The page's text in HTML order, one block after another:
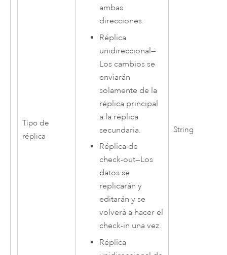
Tipo de
réplica
ambas
direcciones.
Réplica
unidireccional—
Los cambios se
enviarán
solamente de la
réplica principal
a la réplica
secundaria.
Réplica de
check-out—Los
datos se
replicarán y
editarán y se
volverá a hacer el
check-in una vez.
Réplica
String